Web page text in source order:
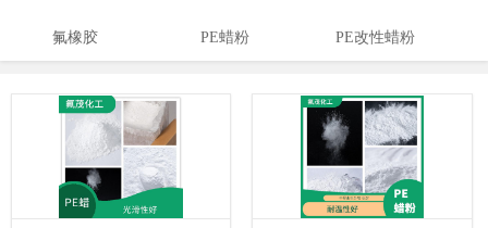
氟橡胶 PE蜡粉 PE改性蜡粉